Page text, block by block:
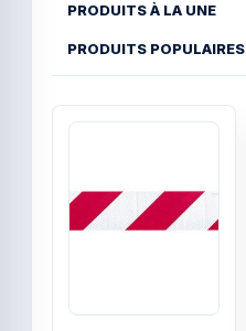
PRODUITS À LA UNE
PRODUITS POPULAIRES